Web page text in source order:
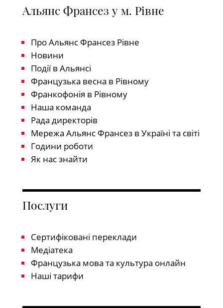
Альянс Франсез у м. Рівне
Про Альянс Франсез Рівне
Новини
Події в Альянсі
Французька весна в Рівному
Франкофонія в Рівному
Наша команда
Рада директорів
Мережа Альянс Франсез в Україні та світі
Години роботи
Як нас знайти
Послуги
Сертифіковані переклади
Медіатека
Французька мова та культура онлайн
Наші тарифи